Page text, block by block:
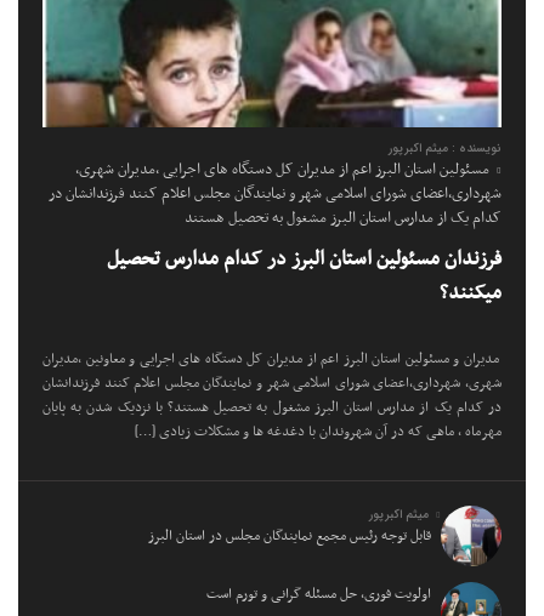
نویسنده : میثم اکبرپور
مسئولین استان البرز اعم از مدیران کل دستگاه های اجرایی ،مدیران شهری،
شهرداری،اعضای شورای اسلامی شهر و نمایندگان مجلس اعلام کنند فرزندانشان در
کدام یک از مدارس استان البرز مشغول به تحصیل هستند
فرزندان مسئولین استان البرز در کدام مدارس تحصیل
میکنند؟
مدیران و مسئولین استان البرز اعم از مدیران کل دستگاه های اجرایی و معاونین ،مدیران
شهری، شهرداری،اعضای شورای اسلامی شهر و نمایندگان مجلس اعلام کنند فرزندانشان
در کدام یک از مدارس استان البرز مشغول به تحصیل هستند؟ با نزدیک شدن به پایان
مهرماه ، ماهی که در آن شهروندان با دغدغه ها و مشکلات زیادی […]
میثم اکبرپور
قابل توجه رئیس مجمع نمایندگان مجلس در استان البرز
اولویت فوری، حل مسئله گرانی و تورم است